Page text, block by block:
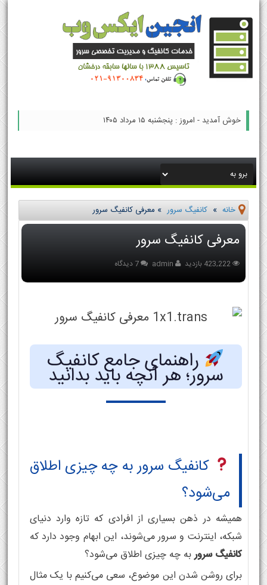
خوش آمدید - امروز : پنجشنبه ۱۵ مرداد ۱۴۰۵
خانه » کانفیگ سرور » معرفی کانفیگ سرور
معرفی کانفیگ سرور
423,222 بازدید admin 7 دیدگاه
راهنمای جامع کانفیگ
سرور؛ هر آنچه باید بدانید
کانفیگ سرور به چه چیزی اطلاق
می‌شود؟
همیشه در ذهن بسیاری از افرادی که تازه وارد دنیای
شبکه، اینترنت و سرور می‌شوند، این ابهام وجود دارد که
کانفیگ سروربه چه چیزی اطلاق می‌شود؟
برای روشن شدن این موضوع، سعی می‌کنیم با یک مثال